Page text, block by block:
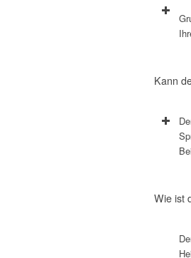
Kann
Wie ist